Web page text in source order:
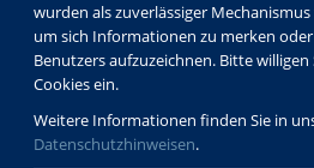
wurden als zuverlässiger
um sich Informationen zu merken
Benutzers aufzuzeichnen. Bitte
Cookies ein.
Weitere Informationen finden Sie in
Datenschutzhinweisen.